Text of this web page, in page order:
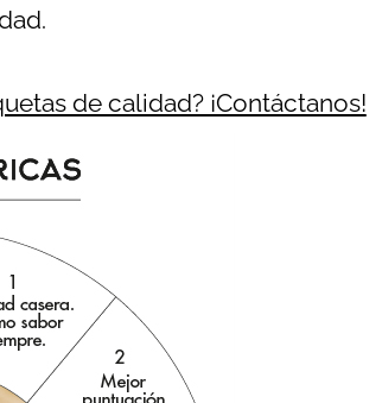
de calidad? ¡Contáctanos!